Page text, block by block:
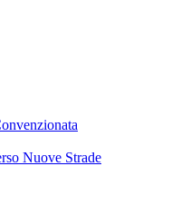
Nuove Strade